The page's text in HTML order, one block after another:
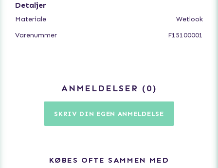
Detaljer
Materiale
Wetlook
Varenummer
F15100001
ANMELDELSER 0
SKRIV DIN EGEN ANMELDELSE
KØBES OFTE SAMMEN MED